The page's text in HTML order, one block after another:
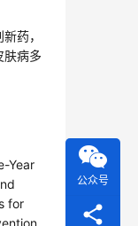
药，
肤病多
Year
for
公众号